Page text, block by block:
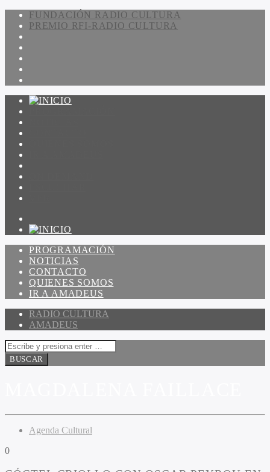
FUNDACIÓN RADIO CULTURA
PREMIO RFI-RADIO CULTURA
PROGRAMACIÓN
NOTICIAS
CONTACTO
QUIENES SOMOS
IR A AMADEUS
RADIO CULTURA
AMADEUS
Agenda Cultural
0